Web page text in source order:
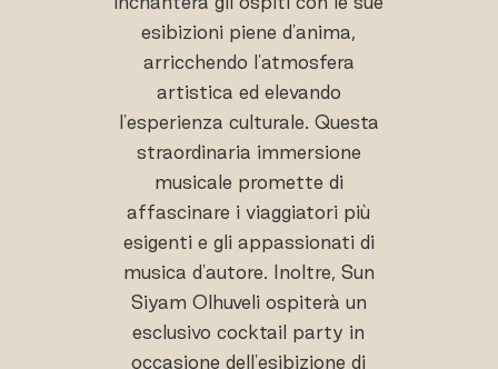
esibizioni piene d'anima,
arricchendo l'atmosfera
artistica ed elevando
l'esperienza culturale. Questa
straordinaria immersione
musicale promette di
affascinare i viaggiatori più
esigenti e gli appassionati di
musica d'autore. Inoltre, Sun
Siyam Olhuveli ospiterà un
esclusivo cocktail party in
occasione dell'esibizione di